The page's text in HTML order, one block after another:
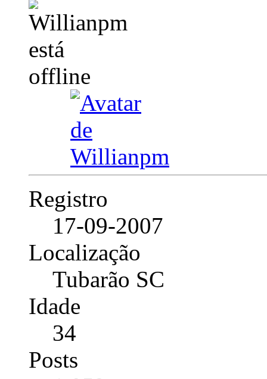
Registro
17-09-2007
Localização
Tubarão SC
Idade
34
Posts